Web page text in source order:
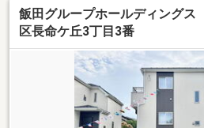
飯田グループホールディング
区長命ケ丘3丁目3番